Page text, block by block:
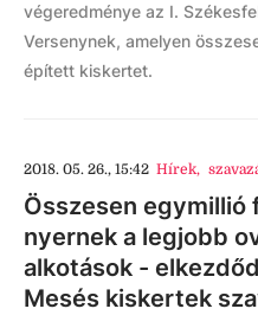
végeredménye az I.
Versenynek, amelyen
épített kiskertet.
2018. 05. 26., 15:42 Hírek,
Összesen egymillió
nyernek a legjobb
alkotások -
Mesés kiskertek